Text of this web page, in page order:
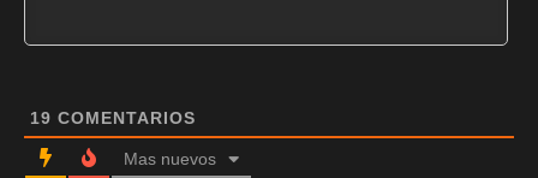
19 COMENTARIOS
Mas nuevos